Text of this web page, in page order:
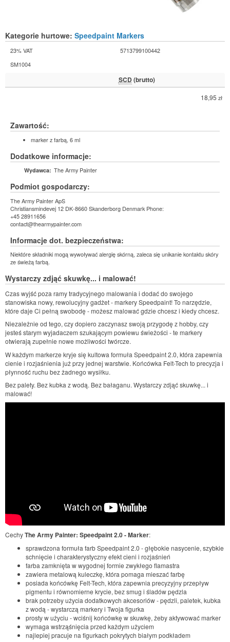
Kategorie hurtowe: Speedpaint Markers
23% VAT
5713799100442
SM1004
SCD (brutto)
18,95 zł
Zawartość:
marker z farbą, 6 ml
Dodatkowe informacje:
Wydawca: The Army Painter
Podmiot gospodarczy:
The Army Painter ApS
Christiansmindevej 12 DK-8660 Skanderborg Denmark Phone:
+45 28911656
contact@thearmypainter.com
Informacje dot. bezpieczeństwa:
Niektóre składniki mogą wywoływać alergię skórną, zaleca się unikanie kontaktu skóry
ze świeżą farbą.
Wystarczy zdjąć skuwkę... i malować!
Czas wyjść poza ramy tradycyjnego malowania i dodać do swojego
stanowiska nowy, rewolucyjny gadżet - markery Speedpaint! To narzędzie,
które daje Ci pełną swobodę - możesz malować gdzie chcesz i kiedy chcesz.
Niezależnie od tego, czy dopiero zaczynasz swoją przygodę z hobby, czy
jesteś starym wyjadaczem szukającym powiewu świeżości - te markery
otwierają zupełnie nowe możliwości twórcze.
W każdym markerze kryje się kultowa formuła Speedpaint 2.0, która zapewnia
cienie i rozjaśnienia już przy jednej warstwie. Końcówka Felt-Tech to precyzja i
płynność ruchu bez żadnego wysiłku.
Bez palety. Bez kubka z wodą. Bez bałaganu. Wystarczy zdjąć skuwkę... i
malować!
CechyThe Army Painter: Speedpaint 2.0 - Marker:
sprawdzona formuła farb Speedpaint 2.0 - głębokie nasycenie, szybkie
schnięcie i charakterystyczny efekt cieni i rozjaśnień
farba zamknięta w wygodnej formie zwykłego flamastra
zawiera metalową kuleczkę, która pomaga mieszać farbę
posiada końcówkę Felt-Tech, która zapewnia precyzyjny przepływ
pigmentu i równomierne krycie, bez smug i śladów pędzla
brak potrzeby użycia dodatkowych akcesoriów - pędzli, paletek, kubka
z wodą - wystarczą markery i Twoja figurka
prosty w użyciu - wciśnij końcówkę w skuwkę, żeby aktywować marker
wymaga wstrząśnięcia przed każdym użyciem
najlepiej pracuje na figurkach pokrytych białym podkładem